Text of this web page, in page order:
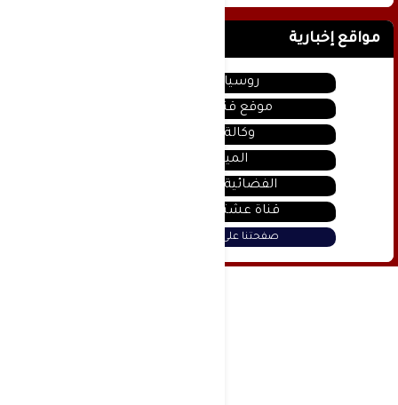
مواقع إخبارية
روسيا اليوم
موقع قناة المنار
وكالة سانا
الميادين
الفضائية السورية
قناة عشتار يوتيوب
صفحتنا على فيس بوك